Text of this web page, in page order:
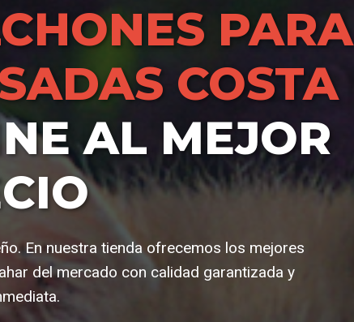
PARA
COSTA
AL MEJOR
En nuestra tienda ofrecemos los mejores
del mercado con calidad garantizada y